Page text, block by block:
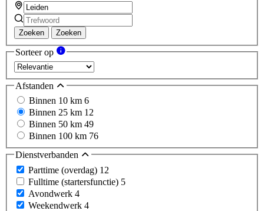
Zoeken Zoeken
Sorteer op
Afstanden
Binnen 10 km 6
Binnen 25 km 12
Binnen 50 km 49
Binnen 100 km 76
Dienstverbanden
Parttime (overdag) 12
Fulltime (startersfunctie) 5
Avondwerk 4
Weekendwerk 4